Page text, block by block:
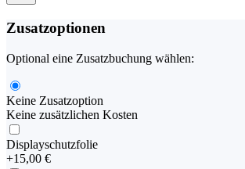
Zusatzoptionen
Optional eine Zusatzbuchung wählen:
Keine Zusatzoption
Keine zusätzlichen Kosten
Displayschutzfolie
+15,00 €